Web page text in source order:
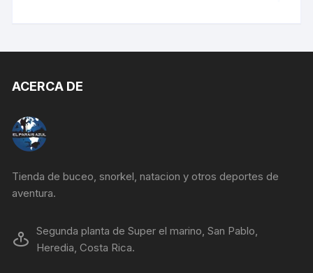
ACERCA DE
Tienda de buceo, snorkel, natacion y otros deportes de
aventura.
Segunda planta de Super el marino, San Pablo,
Heredia, Costa Rica.